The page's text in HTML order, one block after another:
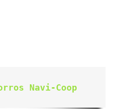
Navi-Coop